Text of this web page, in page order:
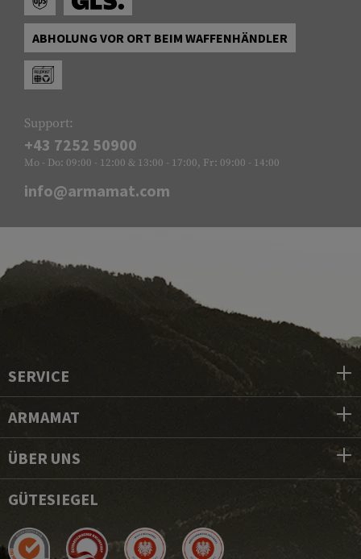
ABHOLUNG VOR ORT BEIM WAFFENHÄNDLER
Support:
+43 7252 50900
Mo - Do: 09:00 - 12:00 & 13:00 - 17:00, Fr: 09:00 - 14:00
info@armamat.com
SERVICE
ARMAMAT
ÜBER UNS
GÜTESIEGEL